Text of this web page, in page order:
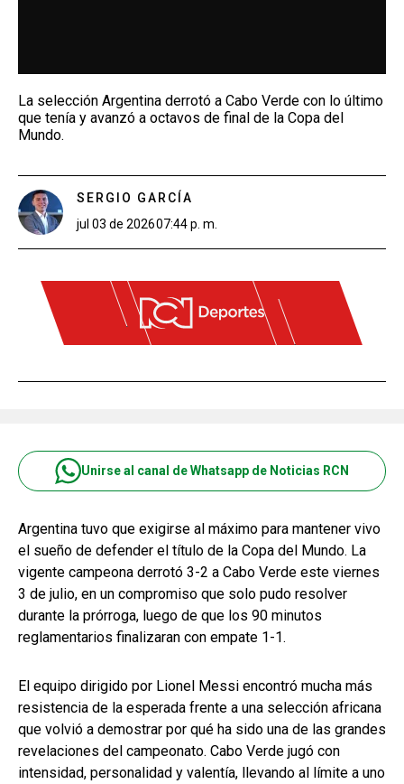
La selección Argentina derrotó a Cabo Verde con lo último
que tenía y avanzó a octavos de final de la Copa del
Mundo.
SERGIO GARCÍA
jul 03 de 202607:44 p. m.
Unirse al canal de Whatsapp de Noticias RCN
Argentina tuvo que exigirse al máximo para mantener vivo
el sueño de defender el título de la Copa del Mundo. La
vigente campeona derrotó 3-2 a Cabo Verde este viernes
3 de julio, en un compromiso que solo pudo resolver
durante la prórroga, luego de que los 90 minutos
reglamentarios finalizaran con empate 1-1.
El equipo dirigido por Lionel Messi encontró mucha más
resistencia de la esperada frente a una selección africana
que volvió a demostrar por qué ha sido una de las grandes
revelaciones del campeonato. Cabo Verde jugó con
intensidad, personalidad y valentía, llevando al límite a uno